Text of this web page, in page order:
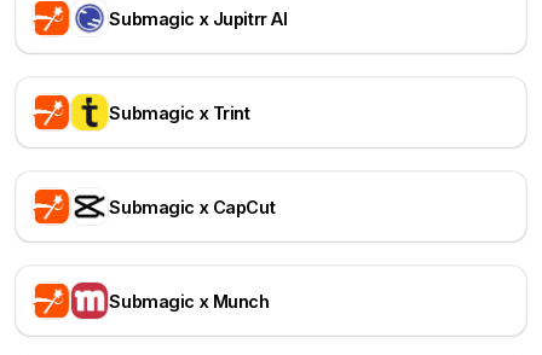
Submagic x Jupitrr AI
Submagic x Trint
Submagic x CapCut
Submagic x Munch